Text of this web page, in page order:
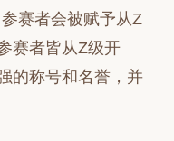
赛者会被赋予从Z
赛者皆从Z级开
的称号和名誉，并